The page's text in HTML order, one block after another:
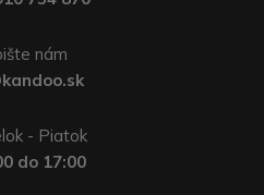
nám
- Piatok
do 17:00